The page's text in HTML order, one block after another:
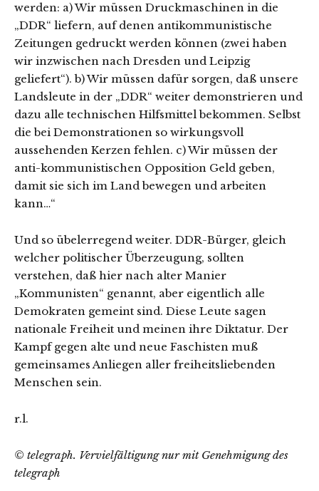
werden: a) Wir müssen Druckmaschinen in die
„DDR“ liefern, auf denen antikommunistische
Zeitungen gedruckt werden können (zwei haben
wir inzwischen nach Dresden und Leipzig
geliefert“). b) Wir müssen dafür sorgen, daß unsere
Landsleute in der „DDR“ weiter demonstrieren und
dazu alle technischen Hilfsmittel bekommen. Selbst
die bei Demonstrationen so wirkungsvoll
aussehenden Kerzen fehlen. c) Wir müssen der
anti-kommunistischen Opposition Geld geben,
damit sie sich im Land bewegen und arbeiten
kann…“
Und so übelerregend weiter. DDR-Bürger, gleich
welcher politischer Überzeugung, sollten
verstehen, daß hier nach alter Manier
„Kommunisten“ genannt, aber eigentlich alle
Demokraten gemeint sind. Diese Leute sagen
nationale Freiheit und meinen ihre Diktatur. Der
Kampf gegen alte und neue Faschisten muß
gemeinsames Anliegen aller freiheitsliebenden
Menschen sein.
r.l.
© telegraph. Vervielfältigung nur mit Genehmigung des
telegraph